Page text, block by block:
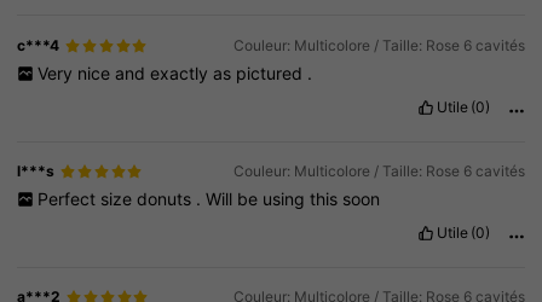
c***4 Couleur: Multicolore / Taille: Rose 6 cavités
Very nice and exactly as pictured .
Utile (0)
l***s Couleur: Multicolore / Taille: Rose 6 cavités
Perfect size donuts . Will be using this soon
Utile (0)
a***2 Couleur: Multicolore / Taille: Rose 6 cavités